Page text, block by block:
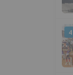
4